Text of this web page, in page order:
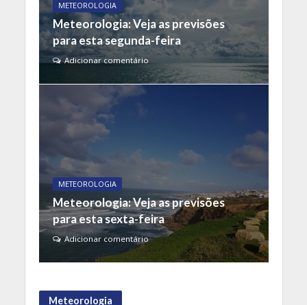
METEOROLOGIA
Meteorologia: Veja as previsões
para esta segunda-feira
Adicionar comentário
METEOROLOGIA
Meteorologia: Veja as previsões
para esta sexta-feira
Adicionar comentário
Meteorologia